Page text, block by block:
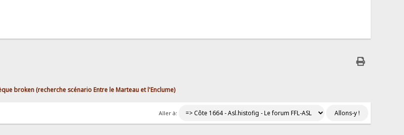
broken (recherche scénario Entre le Marteau et l'Enclume)
Aller à: